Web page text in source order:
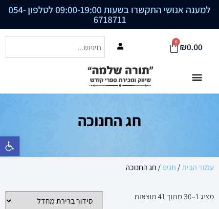
פתח סרגל
למענה אנושי התקשרו בשעות 09:00-19:00 לטלפון 054-
6718711
₪0.00
0
חג החנוכה
עמוד הבית/חגים/ חג החנוכה
מציג 1–41 מתוך 41 תוצאות